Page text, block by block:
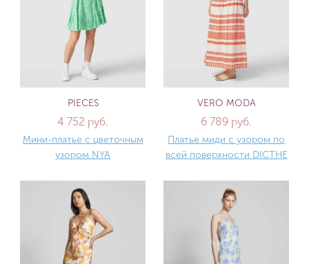
PIECES
4 752 руб.
Мини-платье с цветочным
узором NYA
VERO MODA
6 789 руб.
Платье миди с узором по
всей поверхности DICTHE